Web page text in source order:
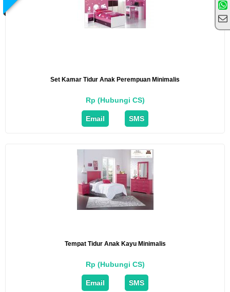
Set Kamar Tidur Anak Perempuan Minimalis
Rp (Hubungi CS)
Email SMS
Tempat Tidur Anak Kayu Minimalis
Rp (Hubungi CS)
Email SMS